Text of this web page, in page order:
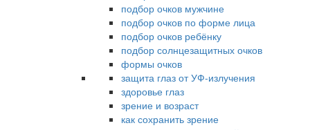
подбор очков мужчине
подбор очков по форме лица
подбор очков ребёнку
подбор солнцезащитных очков
формы очков
защита глаз от УФ-излучения
здоровье глаз
зрение и возраст
как сохранить зрение